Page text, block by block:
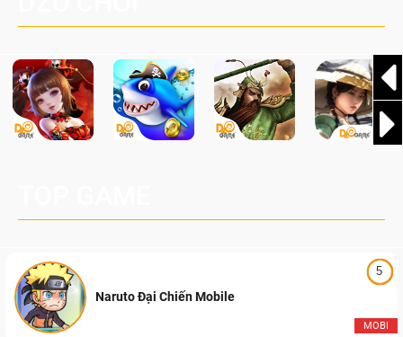
5
MOBI
Naruto Đại Chiến Mobile